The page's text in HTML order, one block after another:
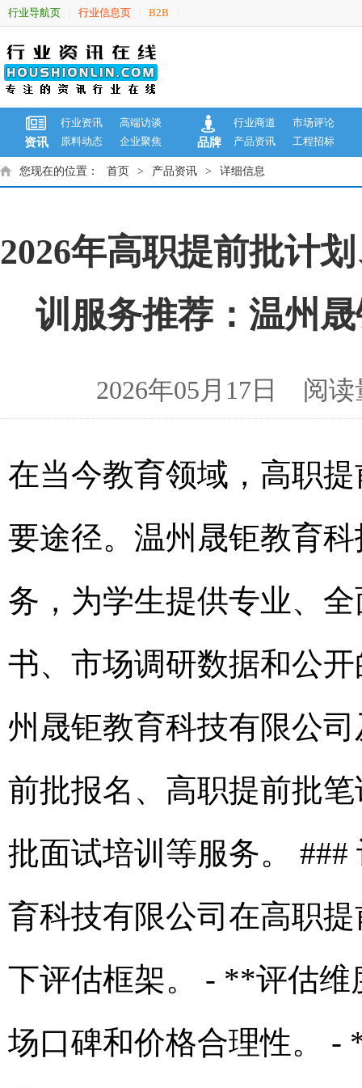
行业导航页 行业信息页 B2B
资讯
行业资讯
高端访谈
原料动态
企业聚焦 品牌
行业商道
市场评论
产品资讯
工程招标
您现在的位置： 首页 > 产品资讯 > 详细信息
2026年高职提前批计
训服务推荐：温州
2026年05月17日 阅
在当今教育领域，高职
要途径。温州晟钜教育
务，为学生提供专业、
书、市场调研数据和公
州晟钜教育科技有限公
前批报名、高职提前批
批面试培训等服务。
育科技有限公司在高职
下评估框架。 - **评估
场口碑和价格合理性。 -